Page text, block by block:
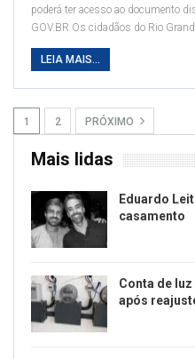
poderá ter acesso ao documento
GOV.BR Os cidadãos do Rio
LEIA MAIS...
1 2 PRÓXIMO
Mais lidas
Eduardo
casamento
Conta de
após